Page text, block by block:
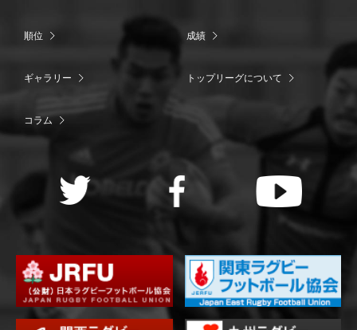
順位 成績
ギャラリー トップリーグについて
コラム